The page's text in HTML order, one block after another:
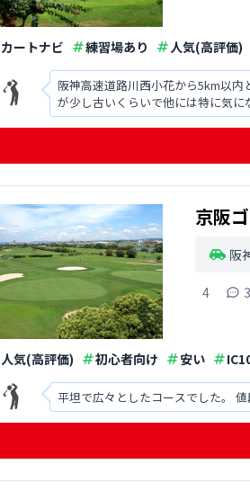
カートナビ 練習場あり 人気(高評価)
阪神高速道路川西小花から5km以
が少し古いくらいで他には特に気に
京阪
阪
4 3
人気(高評価) 初心者向け 安い
平坦で広々としたコースでした。